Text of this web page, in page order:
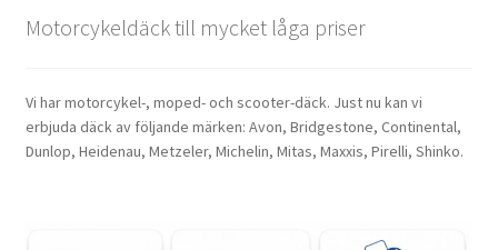
Motorcykeldäck till mycket låga priser
Vi har motorcykel-, moped- och scooter-däck. Just nu kan vi
erbjuda däck av följande märken: Avon, Bridgestone, Continental,
Dunlop, Heidenau, Metzeler, Michelin, Mitas, Maxxis, Pirelli, Shinko.